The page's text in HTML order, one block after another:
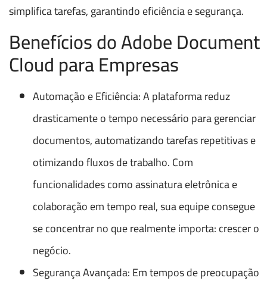
simplifica tarefas, garantindo eficiência e segurança.
Benefícios do Adobe Document
Cloud para Empresas
Automação e Eficiência: A plataforma reduz
drasticamente o tempo necessário para gerenciar
documentos, automatizando tarefas repetitivas e
otimizando fluxos de trabalho. Com
funcionalidades como assinatura eletrônica e
colaboração em tempo real, sua equipe consegue
se concentrar no que realmente importa: crescer o
negócio.
Segurança Avançada: Em tempos de preocupação